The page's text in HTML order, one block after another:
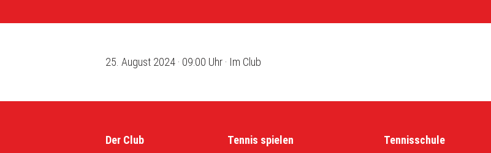
25. August 2024 · 09:00 Uhr · Im Club
Der Club
Tennis spielen
Tennisschule